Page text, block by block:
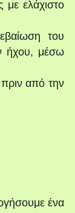
με ελάχιστο
του
ήχου, μέσω
από την
ένα